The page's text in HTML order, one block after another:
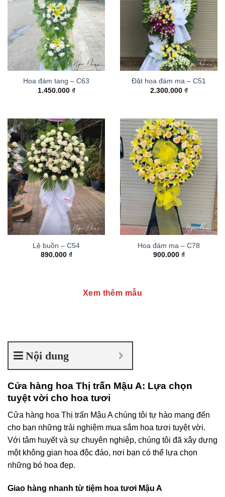
Hoa đám tang – C63
1.450.000 ₫
Đặt hoa đám ma – C51
2.300.000 ₫
Lệ buồn – C54
890.000 ₫
Hoa đám ma – C78
900.000 ₫
Xem thêm mẫu
Nội dung
Cửa hàng hoa Thị trấn Mậu A: Lựa chọn
tuyệt vời cho hoa tươi
Cửa hàng hoa Thị trấn Mậu A chúng tôi tự hào mang đến
cho bạn những trải nghiệm mua sắm hoa tươi tuyệt vời.
Với tâm huyết và sự chuyên nghiệp, chúng tôi đã xây dựng
một không gian hoa độc đáo, nơi bạn có thể lựa chọn
những bó hoa đẹp.
Giao hàng nhanh từ tiệm hoa tươi Mậu A